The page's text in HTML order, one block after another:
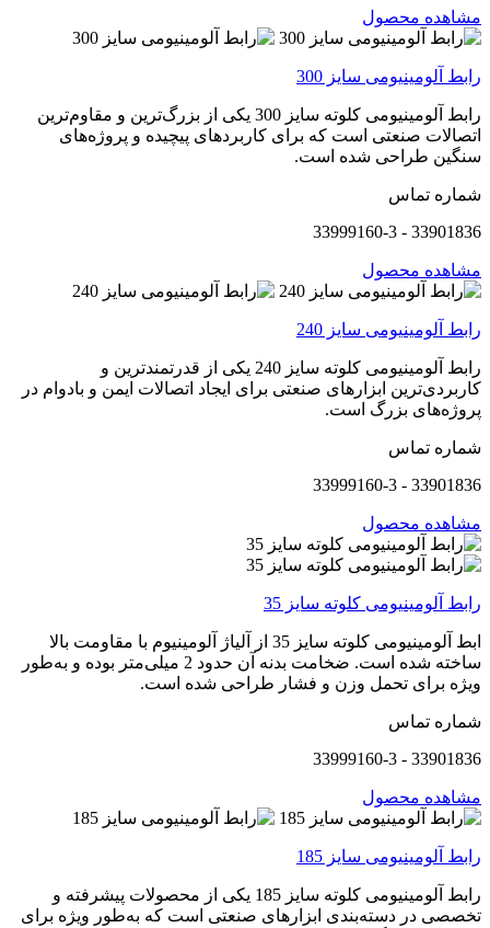
مشاهده محصول
رابط آلومینیومی سایز 300
رابط آلومینیومی کلوته سایز 300 یکی از بزرگ‌ترین و مقاوم‌ترین
اتصالات صنعتی است که برای کاربردهای پیچیده و پروژه‌های
سنگین طراحی شده است.
شماره تماس
33901836 - 33999160-3
مشاهده محصول
رابط آلومینیومی سایز 240
رابط آلومینیومی کلوته سایز 240 یکی از قدرتمندترین و
کاربردی‌ترین ابزارهای صنعتی برای ایجاد اتصالات ایمن و بادوام در
پروژه‌های بزرگ است.
شماره تماس
33901836 - 33999160-3
مشاهده محصول
رابط آلومینیومی کلوته سایز 35
ابط آلومینیومی کلوته سایز 35 از آلیاژ آلومینیوم با مقاومت بالا
ساخته شده است. ضخامت بدنه آن حدود 2 میلی‌متر بوده و به‌طور
ویژه برای تحمل وزن و فشار طراحی شده است.
شماره تماس
33901836 - 33999160-3
مشاهده محصول
رابط آلومینیومی سایز 185
رابط آلومینیومی کلوته سایز 185 یکی از محصولات پیشرفته و
تخصصی در دسته‌بندی ابزارهای صنعتی است که به‌طور ویژه برای